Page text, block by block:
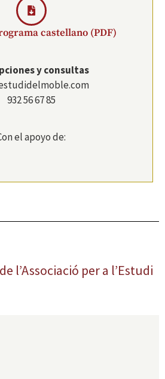
castellano (PDF)
y consultas
932 56 67 85
el apoyo de:
l’Associació per a l’Estudi